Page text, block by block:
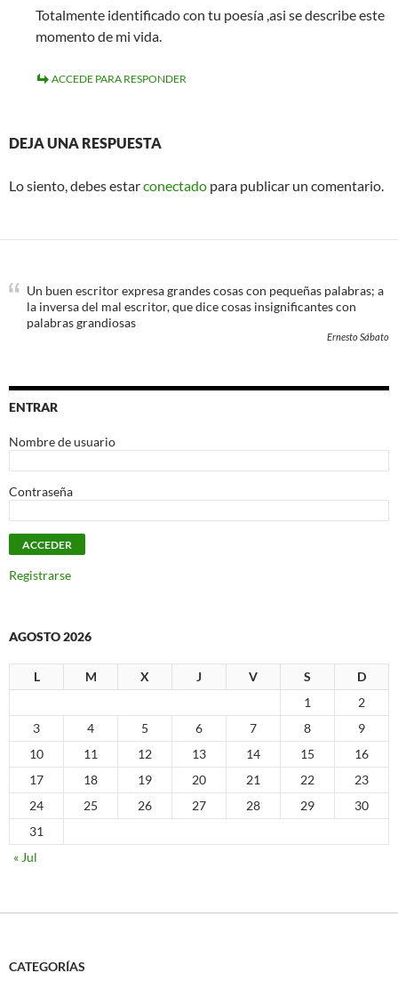
Totalmente identificado con tu poesía ,asi se describe este
momento de mi vida.
ACCEDE PARA RESPONDER
DEJA UNA RESPUESTA
Lo siento, debes estarconectado para publicar un comentario.
Un buen escritor expresa grandes cosas con pequeñas palabras; a
la inversa del mal escritor, que dice cosas insignificantes con
palabras grandiosas
Ernesto Sábato
ENTRAR
Nombre de usuario
Contraseña
Registrarse
AGOSTO 2026
L M X J V S
D
1
2
3
4 5 6 7 8
9
10
11 12 13 14 15
16
17
18 19 20 21 22
23
24
25 26 27 28 29
30
31
« Jul
CATEGORÍAS